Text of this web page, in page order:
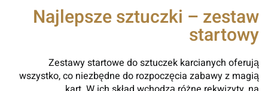
Najlepsze sztuczki – zestaw
startowy
Zestawy startowe do sztuczek karcianych oferują
wszystko, co niezbędne do rozpoczęcia zabawy z magią